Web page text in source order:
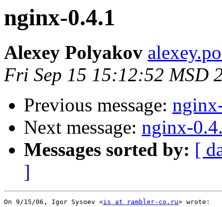
nginx-0.4.1
Alexey Polyakov
Fri Sep 15 15:12:52 MSD
Previous message:
Next message: nginx-
Messages sorted by: [
]
On 9/15/06, Igor Sysoev <is at rambler-co.ru> wrote: